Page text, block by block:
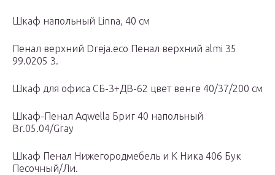
Шкаф напольный Linna, 40 см
Пенал верхний Dreja.eco Пенал верхний almi 35
99.0205 3.
Шкаф для офиса СБ-3+ДВ-62 цвет венге 40/37/200 см
Шкаф-Пенал Aqwella Бриг 40 напольный
Br.05.04/Gray
Шкаф Пенал Нижегородмебель и К Ника 406 Бук
Песочный/Ли.